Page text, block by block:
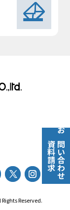
お問い合わせ
資料請求
Rights Reserved.